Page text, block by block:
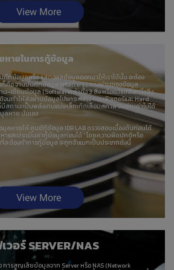
View More
หายในการกู้ข้อมูล
ทึกข้อมูลหรือ แสดงผลข้อมูลออกมาให้เราได้นั้น จะต้อง
คือ จานบันทึกข้อมูล (Platters), ทางผ่านของข้อมูล
น-เขียนข้อมูล (Software) ถ้าทั้ง 3 สิ่ง หรือแม้แต่สิ่งหนึ่งสิ่ง
นทำให้ส่งผ่านข้อมูลไปมาระหว่าง คอมพิวเตอร์และ Hard
ถานะเป็นพลังงานแม่เหล็กเกิดเสื่อมสภาพ จนอ่านค่าไม่ได้
ลหาย นั่นเอง
หายให้ ศูนย์กู้ข้อมูล IDR LAB ตรวจสอบเบื้องต้นก่อนได้
าและประเมินค่ากู้ข้อมูลก่อนได้ " โดยความผิดปกติหรือ
ะต้องทำการกู้ข้อมูล จะถูกจำแนกเป็นประเภทดังนี้
View More
อร์ SERVER/NAS
ารสูญเสียข้อมูลจาก Server หรือ NAS (Network